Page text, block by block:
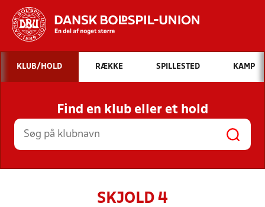
Hvad vil du søge efter?
INDHOLD OG NYHEDER
STILLINGER, RESULTATER, KLUBBER OG
HOLD
KLUB/HOLD RÆKKE SPILLESTED KAMP
Find en klub eller et hold
SKJOLD 4